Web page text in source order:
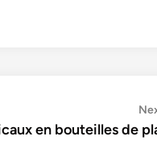
en bouteilles de